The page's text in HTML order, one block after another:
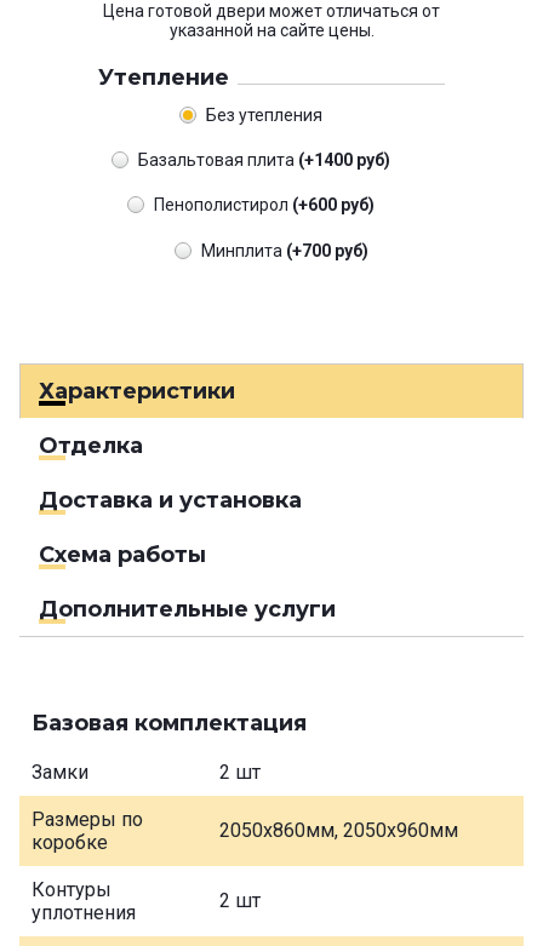
Цена готовой двери может отличаться от
указанной на сайте цены.
Утепление
Без утепления
Базальтовая плита (+1400 руб)
Пенополистирол (+600 руб)
Минплита (+700 руб)
Характеристики
Отделка
Доставка и установка
Схема работы
Дополнительные услуги
Базовая комплектация
Замки 2 шт
Размеры по
коробке
2050х860мм, 2050х960мм
Контуры
уплотнения
2 шт